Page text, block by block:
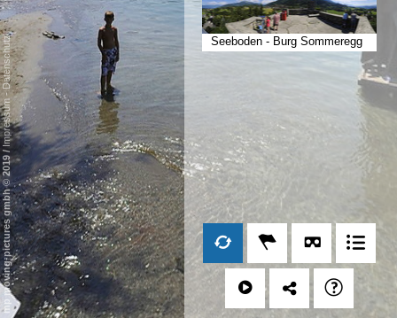
Seeboden - Burg Sommeregg
mp moving-pictures gmbh © 2019
/
Impressum
-
Datenschutz